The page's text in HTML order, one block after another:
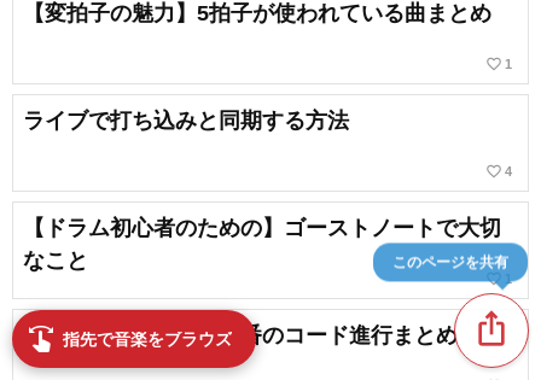
【変拍子の魅力】5拍子が使われている曲まとめ
favorite_border 1
ライブで打ち込みと同期する方法
favorite_border 4
【ドラム初心者のための】ゴーストノートで大切
なこと
favorite_border 1
作曲初心者も必見！定番のコード進行まとめ ios_share
このページを共有
swipe 指先で音楽をブラウズ